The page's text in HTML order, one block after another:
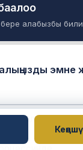
алабызбы
эмне
кармалдым